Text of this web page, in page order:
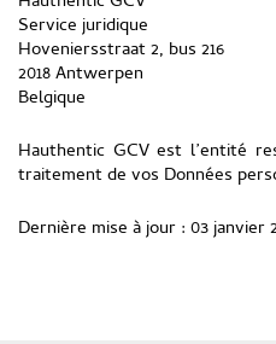
Service juridique
Hoveniersstraat 2, bus 216
2018 Antwerpen
Belgique
Hauthentic GCV est l’entité
traitement de vos Données
Dernière mise à jour : 03 janvier